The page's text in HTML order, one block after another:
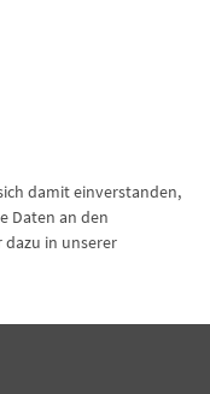
damit einverstanden,
Daten an den
dazu in unserer